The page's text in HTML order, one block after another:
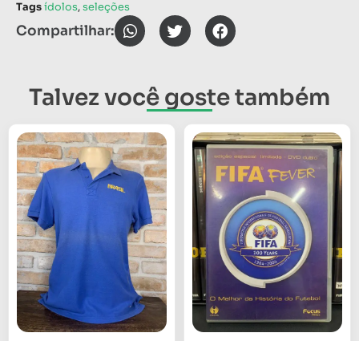
Tagsídolos,seleções
Compartilhar:
Talvez você goste também